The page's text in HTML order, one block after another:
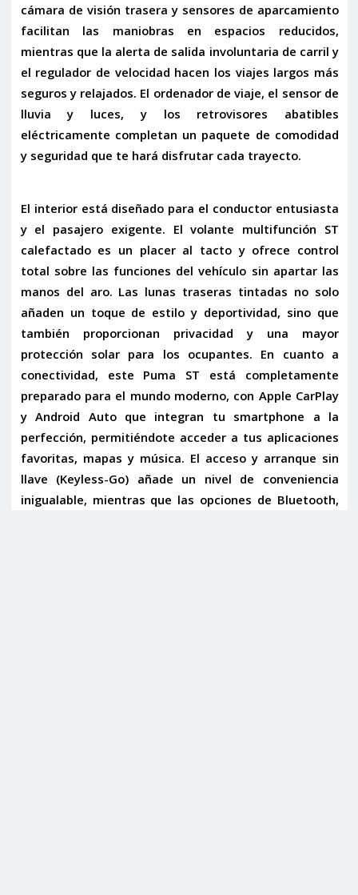
cámara de visión trasera y sensores de aparcamiento
facilitan las maniobras en espacios reducidos,
mientras que la alerta de salida involuntaria de carril y
el regulador de velocidad hacen los viajes largos más
seguros y relajados. El ordenador de viaje, el sensor de
lluvia y luces, y los retrovisores abatibles
eléctricamente completan un paquete de comodidad
y seguridad que te hará disfrutar cada trayecto.
El interior está diseñado para el conductor entusiasta
y el pasajero exigente. Elvolante multifunción ST
calefactadoes un placer al tacto y ofrece control
total sobre las funciones del vehículo sin apartar las
manos del aro. Las lunas traseras tintadas no solo
añaden un toque de estilo y deportividad, sino que
también proporcionan privacidad y una mayor
protección solar para los ocupantes. En cuanto a
conectividad, este Puma ST está completamente
preparado para el mundo moderno, con Apple CarPlay
y Android Autoque integran tu smartphone a la
perfección, permitiéndote acceder a tus aplicaciones
favoritas, mapas y música. El acceso y arranque sin
llave (Keyless-Go) añade un nivel de conveniencia
inigualable, mientras que las opciones de Bluetooth,